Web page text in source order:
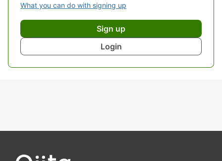
What you can do with signing up
Sign up
Login